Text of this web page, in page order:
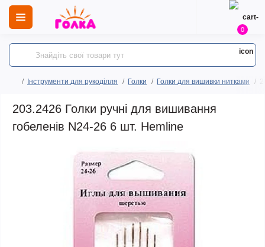
0
Інструменти для рукоділля Голки Голки для вишивки нитками
203.2426 Голки ручні для вишивання
гобеленів N24-26 6 шт. Hemline